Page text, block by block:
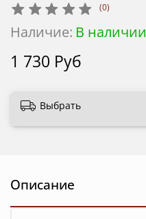
(0)
Наличие: В наличии
1 730 Руб
Выбрать
Описание